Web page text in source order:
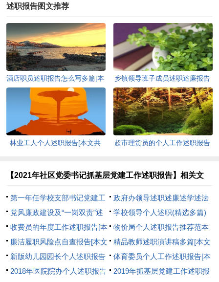
述职报告图文推荐
酒店职员述职报告怎么写多篇[本
文共9282字]
乡镇领导班子成员述职述廉报告
(精选多篇)[本文共10736字]
林业工人个人述职报告[本文共
超市理货员的个人工作述职报告
【2021年社区党委书记抓基层党建工作述职报告】相关文
章：
第一年任学校支部书记党建工
作述职[本文共1790字]
政府办领导述职述廉述学述法
报告[本文共4859字]
党风廉政建设及“一岗双责”述
职报告[本文共2011字]
学校领导个人述职(精选多篇)
[本文共14926字]
收费员的年度工作述职报告[本
文共5594字]
物价局个人述职报告推荐范本
[本文共16170字]
廉洁履职风险点自查报告[本文
共460字]
精品教师述职演讲稿多篇[本文
共5286字]
新版幼儿园园长个人述职报告
多篇[本文共7626字]
体育委员个人工作述职报告[本
文共3764字]
2018年医院院办个人述职报告
2019年抓基层党建工作述职报